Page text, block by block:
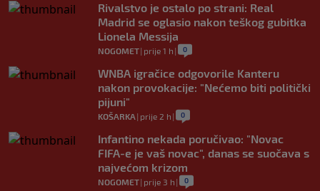
Rivalstvo je ostalo po strani: Real
Madrid se oglasio nakon teškog gubitka
Lionela Messija
NOGOMET| prije 1 h | 0
WNBA igračice odgovorile Kanteru
nakon provokacije: "Nećemo biti politički
pijuni"
KOŠARKA | prije 2 h | 0
Infantino nekada poručivao: "Novac
FIFA-e je vaš novac", danas se suočava s
najvećom krizom
NOGOMET| prije 3 h | 0